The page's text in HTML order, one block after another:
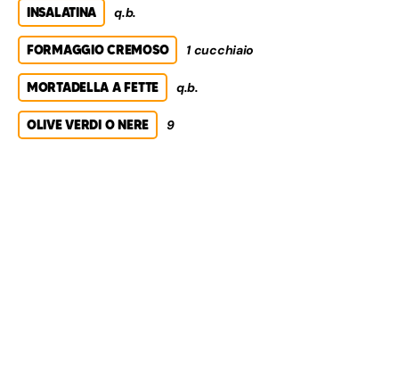
INSALATINA q.b.
FORMAGGIO CREMOSO 1 cucchiaio
MORTADELLA A FETTE q.b.
OLIVE VERDI O NERE 9